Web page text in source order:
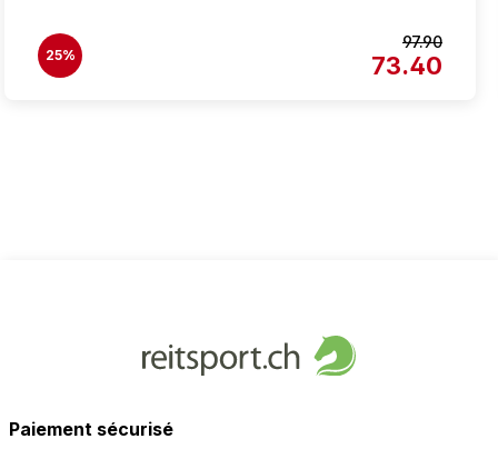
25%
97.90
73.40
Paiement sécurisé